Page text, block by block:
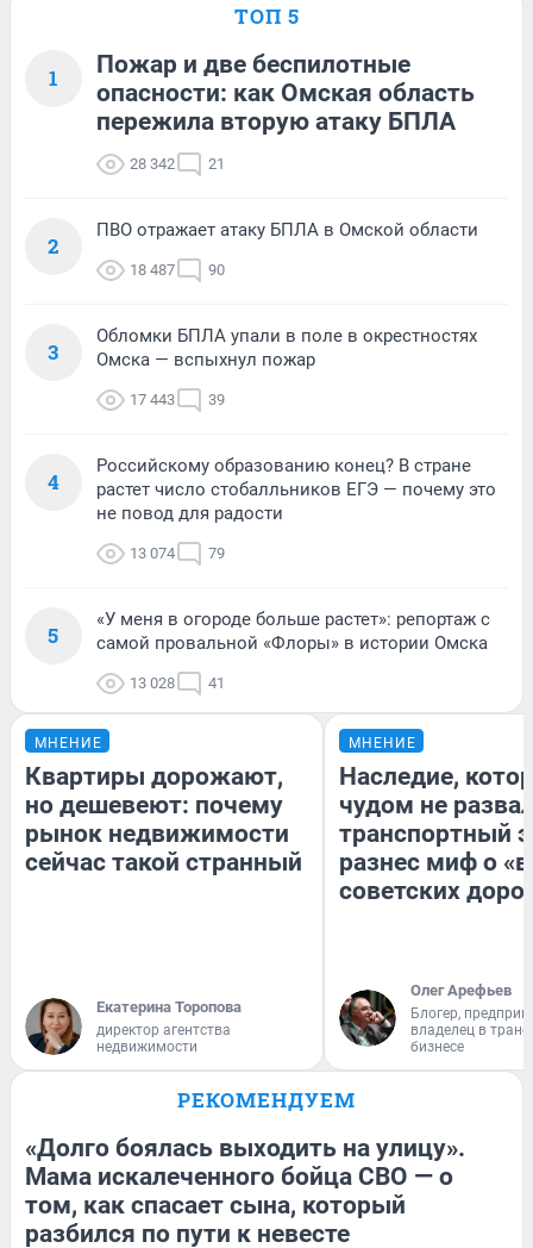
ТОП 5
1
Пожар и две беспилотные
опасности: как Омская область
пережила вторую атаку БПЛА
28 342 21
2
ПВО отражает атаку БПЛА в Омской области
18 487 90
3
Обломки БПЛА упали в поле в окрестностях
Омска — вспыхнул пожар
17 443 39
4
Российскому образованию конец? В стране
растет число стобалльников ЕГЭ — почему это
не повод для радости
13 074 79
5
«У меня в огороде больше растет»: репортаж с
самой провальной «Флоры» в истории Омска
13 028 41
МНЕНИЕ
Квартиры дорожают,
но дешевеют: почему
рынок недвижимости
сейчас такой странный
Екатерина Торопова
директор агентства
недвижимости
МНЕНИЕ
Наследие,
чудом не
транспортный
разнес миф о
советских
Олег Арефьев
Блогер,
владелец в
бизнесе
РЕКОМЕНДУЕМ
«Долго боялась выходить на улицу».
Мама искалеченного бойца СВО — о
том, как спасает сына, который
разбился по пути к невесте